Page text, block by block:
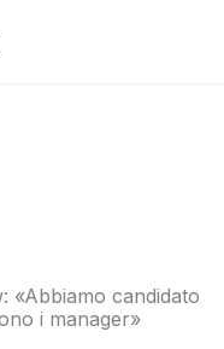
«Abbiamo candidato
i manager»